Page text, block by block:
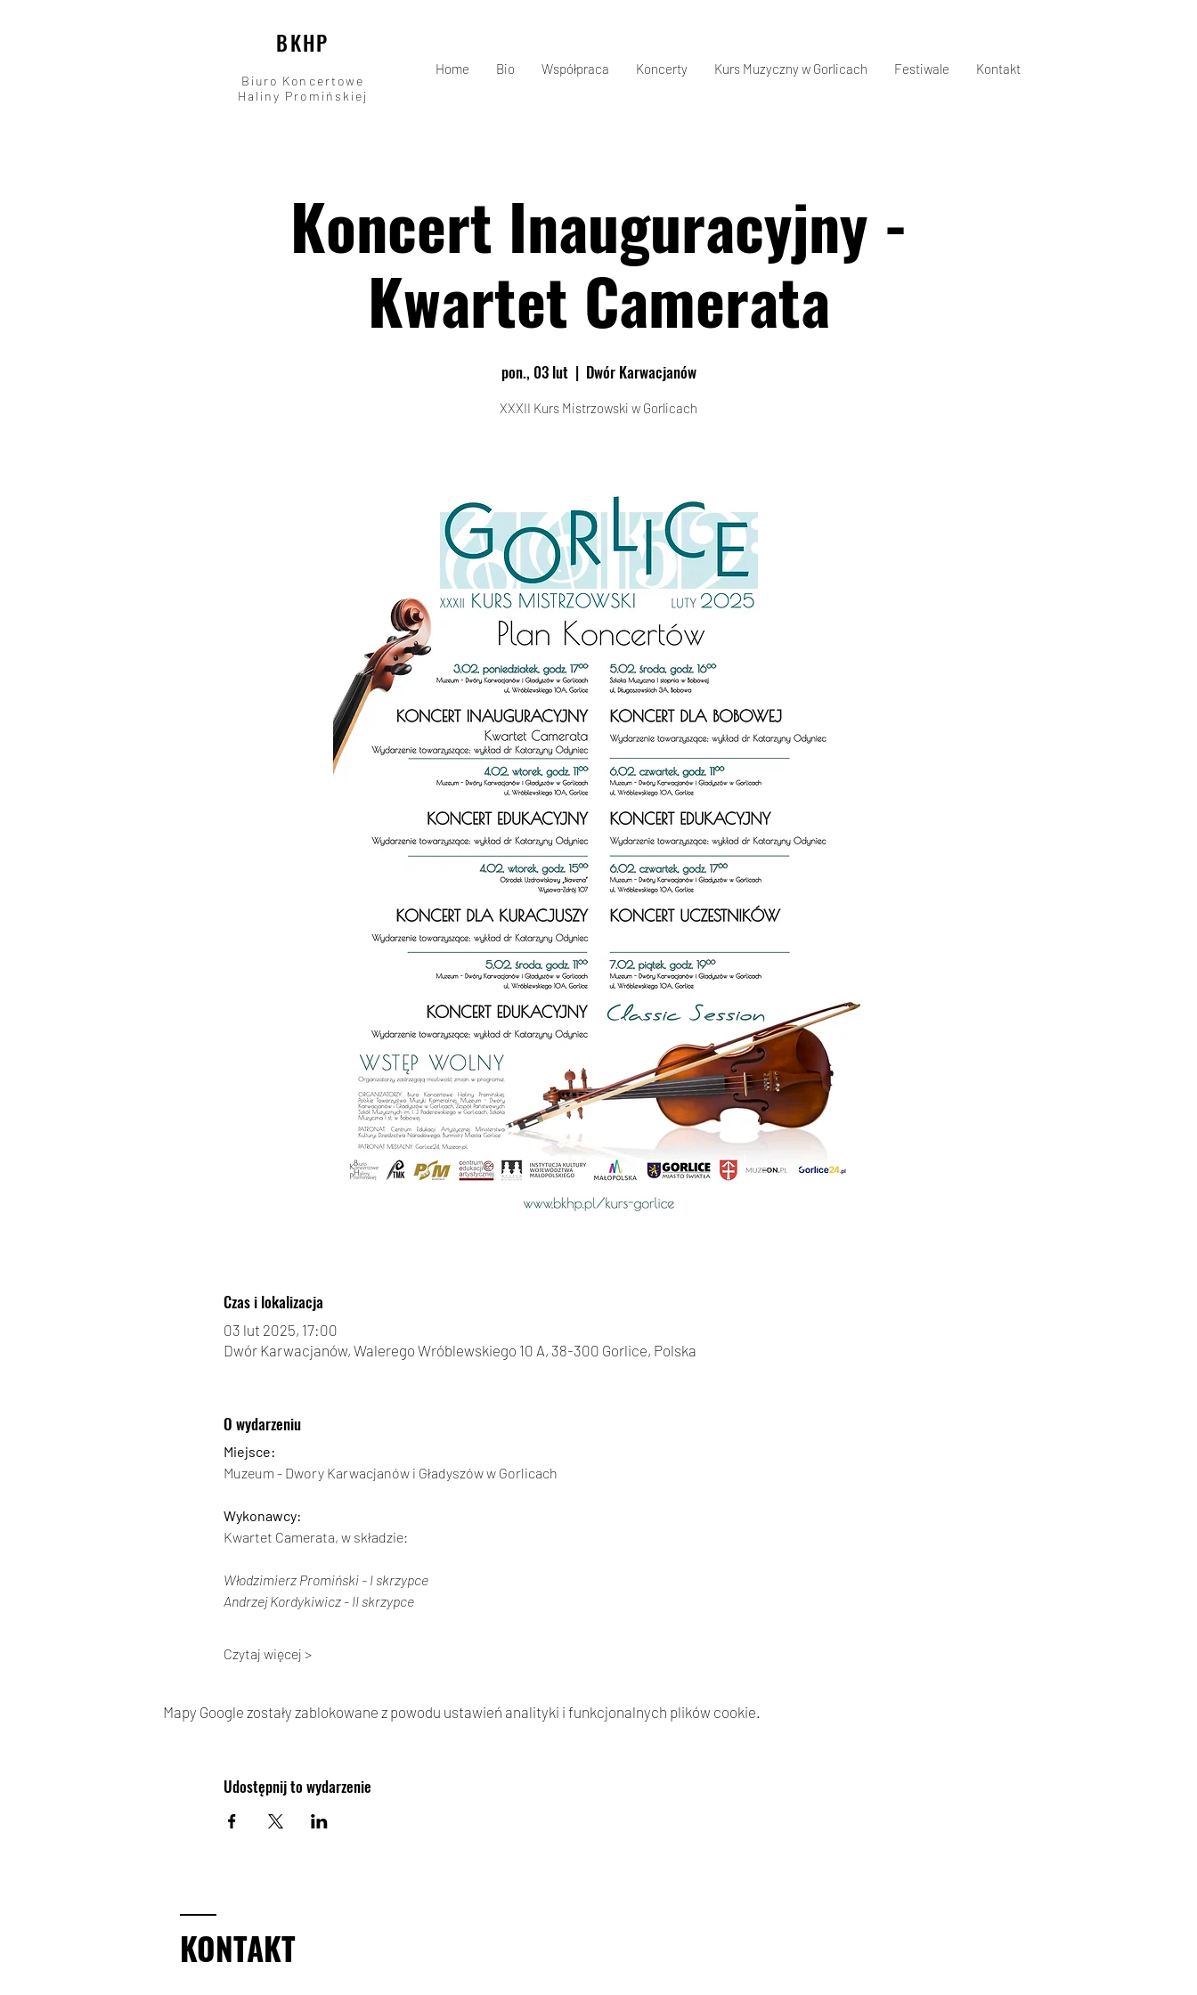
BKHP
Biuro Koncertowe
Haliny Promińskiej
Home Bio Współpraca Koncerty Kurs Muzyczny w Gorlicach Festiwale Kontakt
Koncert Inauguracyjny -
Kwartet Camerata
pon., 03 lut
  |
Dwór Karwacjanów
XXXII Kurs Mistrzowski w Gorlicach
Czas i lokalizacja
03 lut 2025, 17:00
Dwór Karwacjanów, Walerego Wróblewskiego 10 A, 38-300 Gorlice, Polska
O wydarzeniu
Miejsce:
Muzeum - Dwory Karwacjanów i Gładyszów w Gorlicach
Wykonawcy:
Kwartet Camerata, w składzie:
Włodzimierz Promiński - I skrzypce
Andrzej Kordykiwicz - II skrzypce
Czytaj więcej >
Mapy Google zostały zablokowane z powodu ustawień analityki i funkcjonalnych plików cookie.
Udostępnij to wydarzenie
KONTAKT